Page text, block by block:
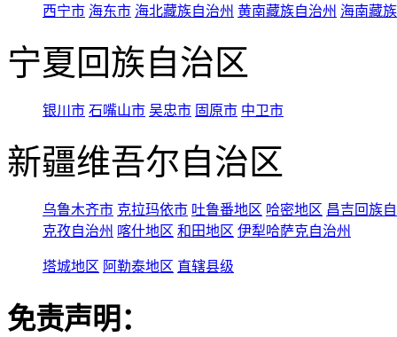
西宁市 海东市 海北藏族自治州 黄南藏族自治州 海南藏
宁夏回族自治区
银川市 石嘴山市 吴忠市 固原市 中卫市
新疆维吾尔自治区
乌鲁木齐市 克拉玛依市 吐鲁番地区 哈密地区 昌吉回族
克孜自治州 喀什地区 和田地区 伊犁哈萨克自治州
塔城地区 阿勒泰地区 直辖县级
免责声明：